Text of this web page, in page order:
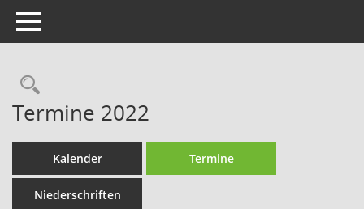
Toggle navigation
Rechercheauswahl
Termine 2022
Kalender Termine
Niederschriften